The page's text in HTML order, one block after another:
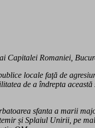
Capitalei Romaniei,
locale faţă de
de a îndrepta
sfanta a marii
și Splaiul Unirii, pe